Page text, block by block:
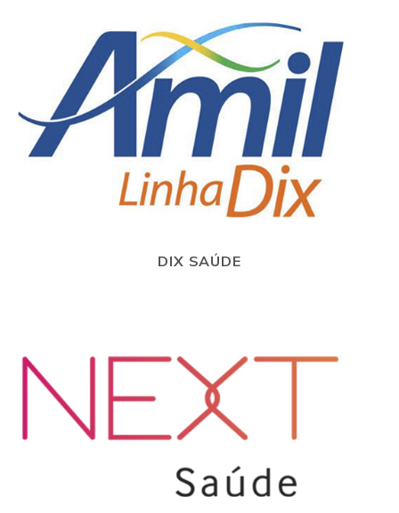
DIX SAÚDE